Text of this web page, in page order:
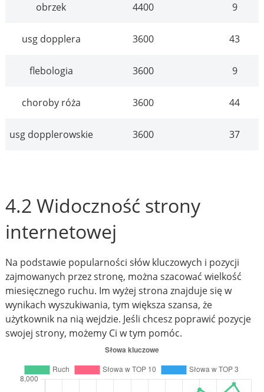
obrzek 4400 9
usg dopplera 3600 43
flebologia 3600 9
choroby róża 3600 44
usg dopplerowskie 3600 37
4.2 Widoczność strony
internetowej
Na podstawie popularności słów kluczowych i pozycji
zajmowanych przez stronę, można szacować wielkość
miesięcznego ruchu. Im wyżej strona znajduje się w
wynikach wyszukiwania, tym większa szansa, że
użytkownik na nią wejdzie. Jeśli chcesz poprawić pozycje
swojej strony, możemy Ci w tym pomóc.